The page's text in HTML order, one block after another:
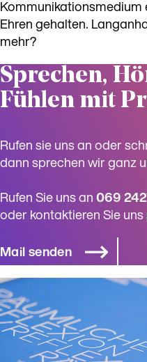
Kommunikationsmedium
Ehren gehalten.
mehr?
Sprechen,
Fühlen mit
Rufen sie uns an oder
dann sprechen wir ganz
Rufen Sie uns an ­069
oder kontaktieren Sie uns
Mail senden